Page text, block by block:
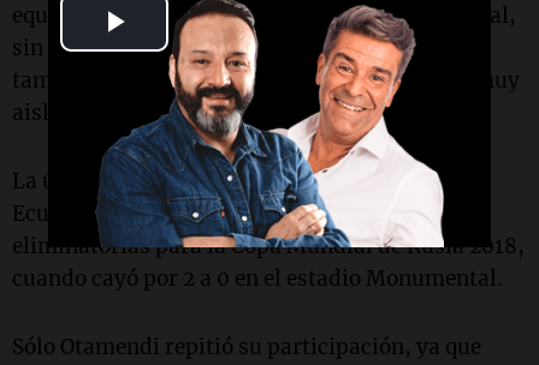
Play
Video
equipo argentino y quedó muy lejos del arco local,
sin presencia ni de Lautaro Martínez, como así
tampoco de Julián Álvarez, quienes quedaron muy
aislados del mediocampo.
La última vez que Argentina había perdido ante
Ecuador fue el 8 de octubre de 2015, en las
eliminatorias para la Copa Mundial de Rusia 2018,
cuando cayó por 2 a 0 en el estadio Monumental.
Sólo Otamendi repitió su participación, ya que